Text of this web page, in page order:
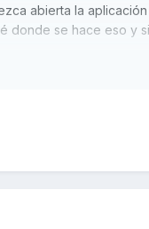
abierta la
donde se hace eso y